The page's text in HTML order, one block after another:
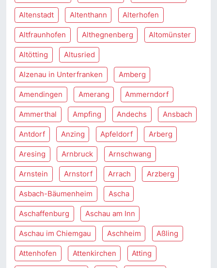
Altenstadt Altenthann Alterhofen
Altfraunhofen Althegnenberg Altomünster
Altötting Altusried
Alzenau in Unterfranken Amberg
Amendingen Amerang Ammerndorf
Ammerthal Ampfing Andechs Ansbach
Antdorf Anzing Apfeldorf Arberg
Aresing Arnbruck Arnschwang
Arnstein Arnstorf Arrach Arzberg
Asbach-Bäumenheim Ascha
Aschaffenburg Aschau am Inn
Aschau im Chiemgau Aschheim Aßling
Attenhofen Attenkirchen Atting